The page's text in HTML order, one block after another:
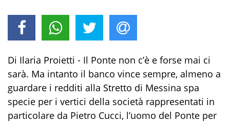
Di Ilaria Proietti - Il Ponte non c’è e forse mai ci
sarà. Ma intanto il banco vince sempre, almeno a
guardare i redditi alla Stretto di Messina spa
specie per i vertici della società rappresentati in
particolare da Pietro Cucci, l’uomo del Ponte per